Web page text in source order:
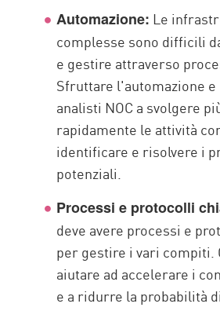
Automazione: Le
complesse sono difficili
e gestire attraverso
Sfruttare l'automazione e
analisti NOC a svolgere
rapidamente le attività
identificare e risolvere i
potenziali.
Processi e protocolli
deve avere processi e
per gestire i vari compiti.
aiutare ad accelerare i
e a ridurre la probabilità